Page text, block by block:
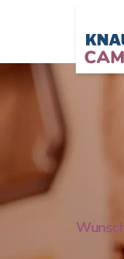
Zum Hauptinhalt